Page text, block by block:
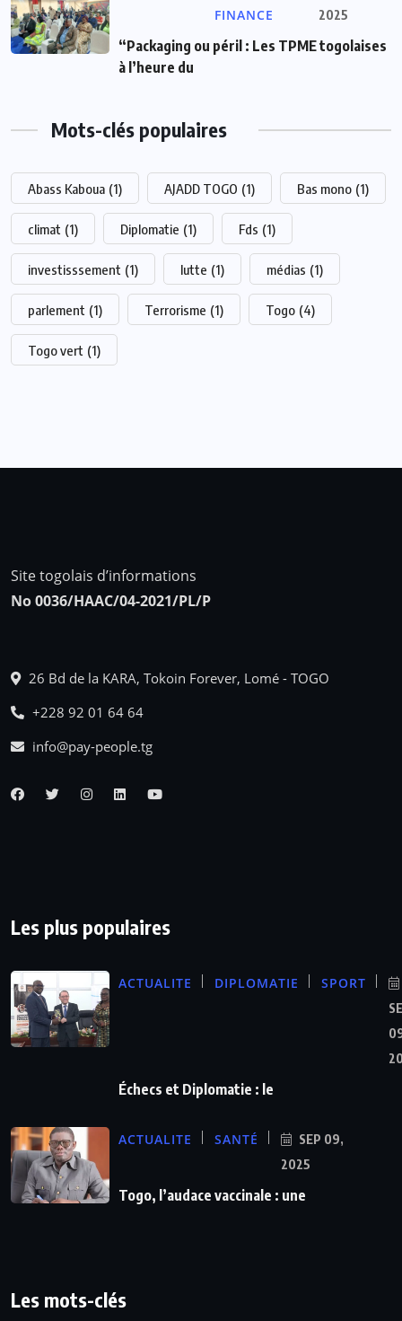
FINANCE 2025
“Packaging ou péril : Les TPME togolaises
à l’heure du
Mots-clés populaires
Abass Kaboua (1) AJADD TOGO (1) Bas mono (1)
climat (1) Diplomatie (1) Fds (1)
investisssement (1) lutte (1) médias (1)
parlement (1) Terrorisme (1) Togo (4)
Togo vert (1)
Site togolais d’informations
No 0036/HAAC/04-2021/PL/P
26 Bd de la KARA, Tokoin Forever, Lomé - TOGO
+228 92 01 64 64
info@pay-people.tg
Les plus populaires
ACTUALITE DIPLOMATIE SPORT
Échecs et Diplomatie : le
ACTUALITE SANTÉ
SEP 09,
2025
Togo, l’audace vaccinale : une
Les mots-clés